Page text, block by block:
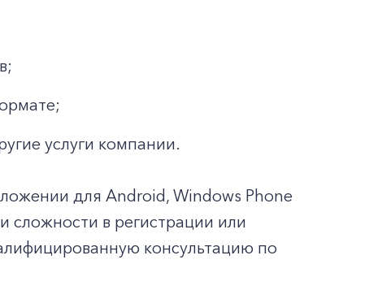
услуги компании.
для Android, Windows Phone
сложности в регистрации или
консультацию по